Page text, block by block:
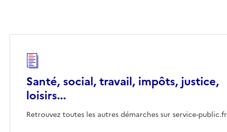
Santé, social, travail, impôts, justice,
loisirs...
Retrouvez toutes les autres démarches sur service-public.fr